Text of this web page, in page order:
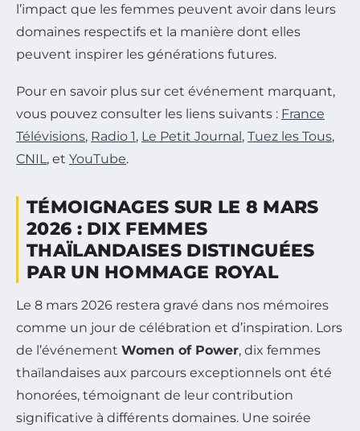
l’impact que les femmes peuvent avoir dans leurs
domaines respectifs et la manière dont elles
peuvent inspirer les générations futures.
Pour en savoir plus sur cet événement marquant,
vous pouvez consulter les liens suivants : France
Télévisions, Radio 1, Le Petit Journal, Tuez les Tous,
CNIL, et YouTube.
TÉMOIGNAGES SUR LE 8 MARS
2026 : DIX FEMMES
THAÏLANDAISES DISTINGUÉES
PAR UN HOMMAGE ROYAL
Le 8 mars 2026 restera gravé dans nos mémoires
comme un jour de célébration et d’inspiration. Lors
de l’événement Women of Power, dix femmes
thaïlandaises aux parcours exceptionnels ont été
honorées, témoignant de leur contribution
significative à différents domaines. Une soirée